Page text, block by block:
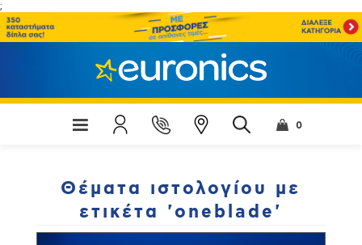
;
0
Θέματα ιστολογίου με
ετικέτα 'oneblade'